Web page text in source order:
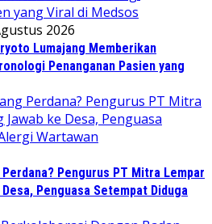
2026
Lumajang Memberikan
Penanganan Pasien yang
Pengurus PT Mitra Lempar
Penguasa Setempat Diduga